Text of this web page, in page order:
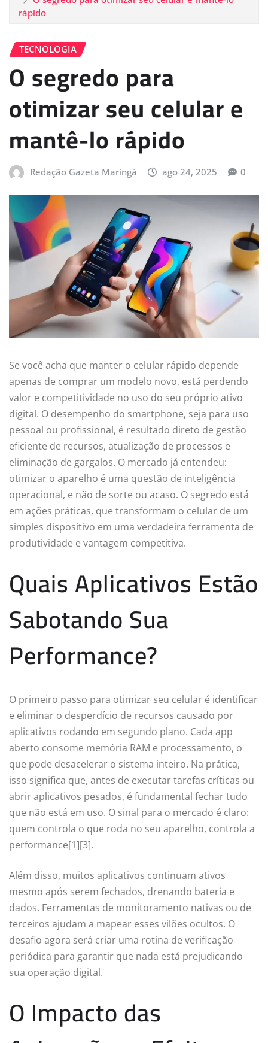
rápido
TECNOLOGIA
O segredo para
otimizar seu celular e
mantê-lo rápido
Redação Gazeta Maringá ago 24, 2025 0
Se você acha que manter o celular rápido depende
apenas de comprar um modelo novo, está perdendo
valor e competitividade no uso do seu próprio ativo
digital. O desempenho do smartphone, seja para uso
pessoal ou profissional, é resultado direto de gestão
eficiente de recursos, atualização de processos e
eliminação de gargalos. O mercado já entendeu:
otimizar o aparelho é uma questão de inteligência
operacional, e não de sorte ou acaso. O segredo está
em ações práticas, que transformam o celular de um
simples dispositivo em uma verdadeira ferramenta de
produtividade e vantagem competitiva.
Quais Aplicativos Estão
Sabotando Sua
Performance?
O primeiro passo para otimizar seu celular é identificar
e eliminar o desperdício de recursos causado por
aplicativos rodando em segundo plano. Cada app
aberto consome memória RAM e processamento, o
que pode desacelerar o sistema inteiro. Na prática,
isso significa que, antes de executar tarefas críticas ou
abrir aplicativos pesados, é fundamental fechar tudo
que não está em uso. O sinal para o mercado é claro:
quem controla o que roda no seu aparelho, controla a
performance[1][3].
Além disso, muitos aplicativos continuam ativos
mesmo após serem fechados, drenando bateria e
dados. Ferramentas de monitoramento nativas ou de
terceiros ajudam a mapear esses vilões ocultos. O
desafio agora será criar uma rotina de verificação
periódica para garantir que nada está prejudicando
sua operação digital.
O Impacto das